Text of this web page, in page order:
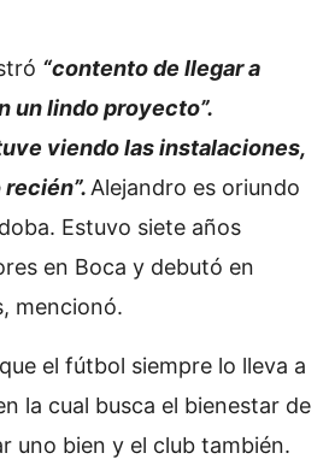
“contento de llegar a
un lindo proyecto”.
viendo las instalaciones,
Alejandro es oriundo
Estuvo siete años
en Boca y debutó en
mencionó.
el fútbol siempre lo lleva a
la cual busca el bienestar de
uno bien y el club también.